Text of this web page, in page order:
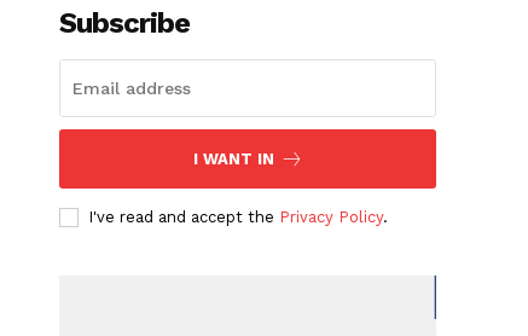
Subscribe
I WANT IN
I've read and accept the Privacy Policy.